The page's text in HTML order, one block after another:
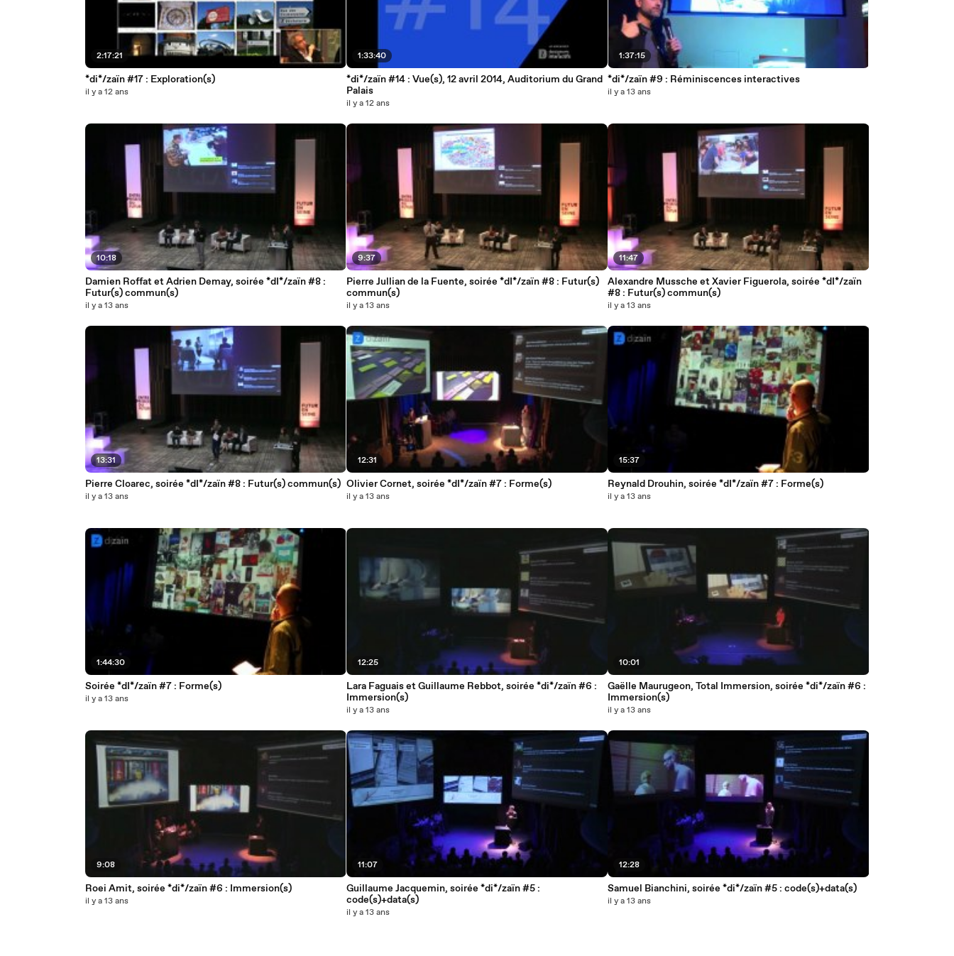
2:17:21
*di*/zaïn #17 : Exploration(s)
il y a 12 ans
10:18
Damien Roffat et Adrien Demay, soirée *dI*/zaïn #8 :
Futur(s) commun(s)
il y a 13 ans
13:31
Pierre Cloarec, soirée *dI*/zaïn #8 : Futur(s) commun(s)
il y a 13 ans
1:44:30
Soirée *dI*/zaïn #7 : Forme(s)
il y a 13 ans
9:08
Roei Amit, soirée *di*/zaïn #6 : Immersion(s)
il y a 13 ans
1:33:40
*di*/zaïn #14 : Vue(s), 12 avril 2014, Auditorium du Grand
Palais
il y a 12 ans
9:37
Pierre Jullian de la Fuente, soirée *dI*/zaïn #8 : Futur(s)
commun(s)
il y a 13 ans
12:31
Olivier Cornet, soirée *dI*/zaïn #7 : Forme(s)
il y a 13 ans
12:25
Lara Faguais et Guillaume Rebbot, soirée *di*/zaïn #6 :
Immersion(s)
il y a 13 ans
11:07
Guillaume Jacquemin, soirée *di*/zaïn #5 :
code(s)+data(s)
il y a 13 ans
1:37:15
*di*/zaïn #9 : Réminiscences interactives
il y a 13 ans
11:47
Alexandre Mussche et Xavier Figuerola, soirée *dI*/zaïn
#8 : Futur(s) commun(s)
il y a 13 ans
15:37
Reynald Drouhin, soirée *dI*/zaïn #7 : Forme(s)
il y a 13 ans
10:01
Gaëlle Maurugeon, Total Immersion, soirée *di*/zaïn #6 :
Immersion(s)
il y a 13 ans
12:28
Samuel Bianchini, soirée *di*/zaïn #5 : code(s)+data(s)
il y a 13 ans